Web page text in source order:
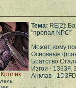
Тема: RE[2]:
"пропал NPC"
Может, кому
Основные
Братство
Изгои - 1333F,
Анклав -